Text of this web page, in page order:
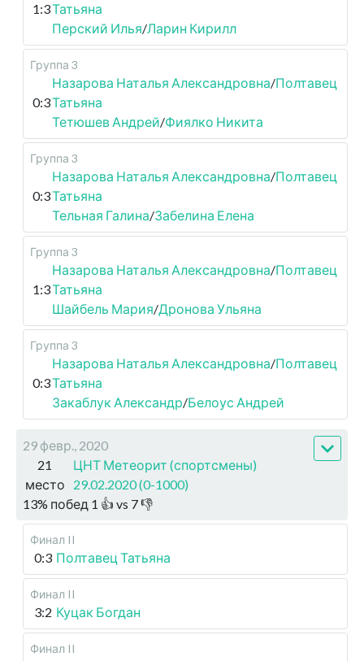
1:3Татьяна
Перский Илья/Ларин Кирилл
Группа 3
0:3
Назарова Наталья Александровна/Полтавец
Татьяна
Тетюшев Андрей/Фиялко Никита
Группа 3
0:3
Назарова Наталья Александровна/Полтавец
Татьяна
Тельная Галина/Забелина Елена
Группа 3
1:3
Назарова Наталья Александровна/Полтавец
Татьяна
Шайбель Мария/Дронова Ульяна
Группа 3
0:3
Назарова Наталья Александровна/Полтавец
Татьяна
Закаблук Александр/Белоус Андрей
29 февр., 2020
21
место
ЦНТ Метеорит (спортсмены)
29.02.2020 (0-1000)
13% побед 1 👍 vs 7👎
Финал II
0:3 Полтавец Татьяна
Финал II
3:2 Куцак Богдан
Финал II